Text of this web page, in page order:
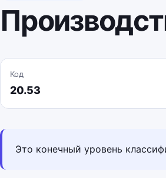
Код
20.53
Это конечный уровень